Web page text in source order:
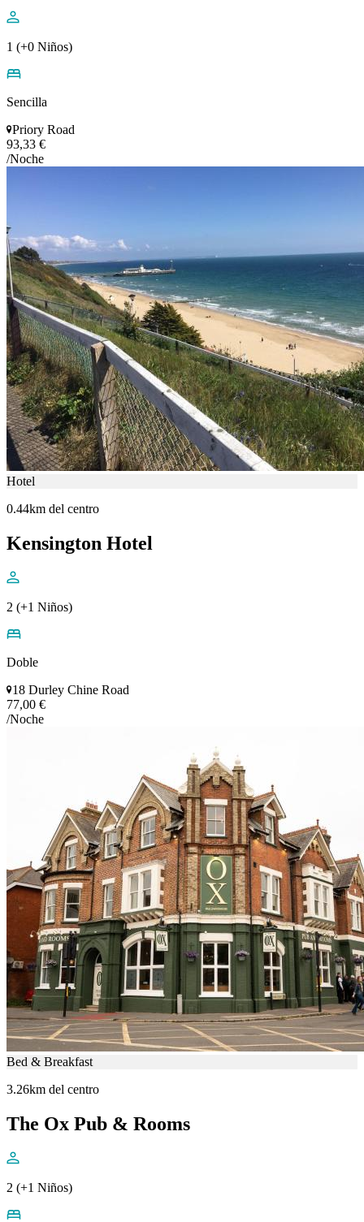
1 (+0 Niños)
Sencilla
Priory Road
93,33 €
/Noche
Hotel
0.44km del centro
Kensington Hotel
2 (+1 Niños)
Doble
18 Durley Chine Road
77,00 €
/Noche
Bed & Breakfast
3.26km del centro
The Ox Pub & Rooms
2 (+1 Niños)